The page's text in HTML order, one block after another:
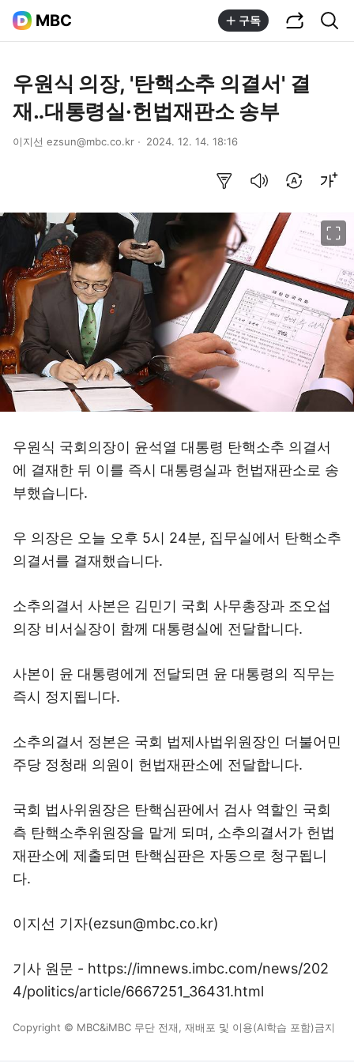
MBC 구독
우원식 의장, '탄핵소추 의결서' 결
재‥대통령실·헌법재판소 송부
이지선 ezsun@mbc.co.kr 2024. 12. 14. 18:16
우원식 국회의장이 윤석열 대통령 탄핵소추 의결서
에 결재한 뒤 이를 즉시 대통령실과 헌법재판소로 송
부했습니다.
우 의장은 오늘 오후 5시 24분, 집무실에서 탄핵소추
의결서를 결재했습니다.
소추의결서 사본은 김민기 국회 사무총장과 조오섭
의장 비서실장이 함께 대통령실에 전달합니다.
사본이 윤 대통령에게 전달되면 윤 대통령의 직무는
즉시 정지됩니다.
소추의결서 정본은 국회 법제사법위원장인 더불어민
주당 정청래 의원이 헌법재판소에 전달합니다.
국회 법사위원장은 탄핵심판에서 검사 역할인 국회
측 탄핵소추위원장을 맡게 되며, 소추의결서가 헌법
재판소에 제출되면 탄핵심판은 자동으로 청구됩니
다.
이지선 기자(ezsun@mbc.co.kr)
기사 원문 - https://imnews.imbc.com/news/202
4/politics/article/6667251_36431.html
Copyright © MBC&iMBC 무단 전재, 재배포 및 이용(AI학습 포함)금지